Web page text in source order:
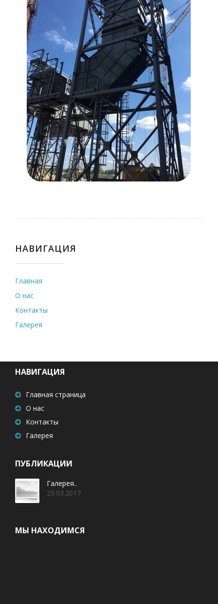
НАВИГАЦИЯ
Главная
О нас
Контакты
Галерея
НАВИГАЦИЯ
Главная страница
О нас
Контакты
Галерея
ПУБЛИКАЦИИ
Галерея..
29.03.2017
МЫ НАХОДИМСЯ